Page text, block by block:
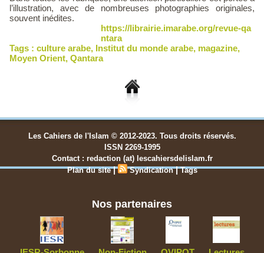
l’illustration, avec de nombreuses photographies originales,
souvent inédites.
https://librairie.imarabe.org/revue-qa
ntara
Tags : culture arabe, Institut du monde arabe, magazine,
Moyen Orient, Qantara
Les Cahiers de l'Islam © 2012-2023. Tous droits réservés.
ISSN 2269-1995
Contact : redaction (at) lescahiersdelislam.fr
Plan du site | Syndication |Tags
Nos partenaires